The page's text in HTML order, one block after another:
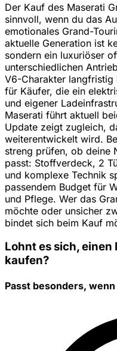
Der Kauf des Maserati
sinnvoll, wenn du das
emotionales Grand-
aktuelle Generation ist
sondern ein luxuriöser
unterschiedlichen
V6-Charakter langfristig
für Käufer, die ein
und eigener
Maserati führt aktuell
Update zeigt zugleich,
weiterentwickelt wird.
streng prüfen, ob deine
passt: Stoffverdeck, 2
und komplexe Technik
passendem Budget für
und Pflege. Wer das
möchte oder unsicher
bindet sich beim Kauf
Lohnt es sich,
kaufen?
Passt besonders,